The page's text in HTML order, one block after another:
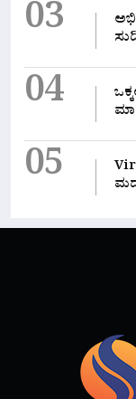
03
04
05